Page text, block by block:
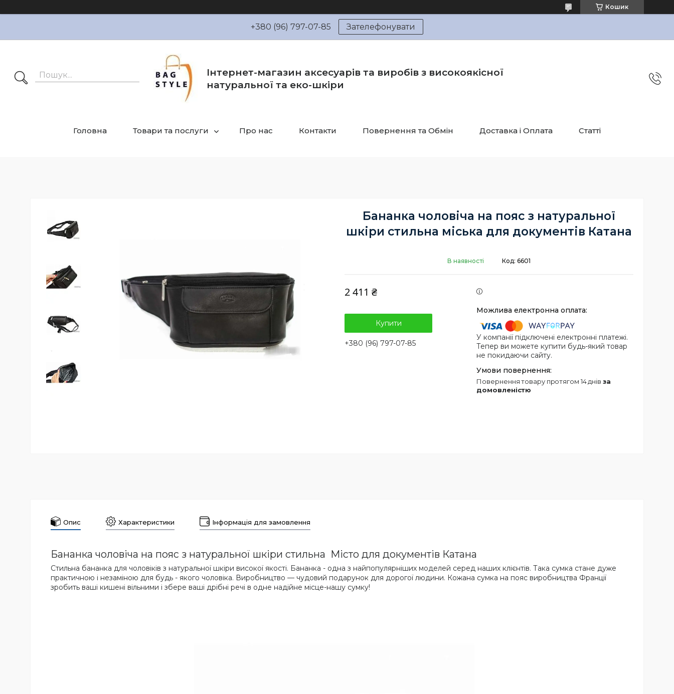
Кошик
+380 (96) 797-07-85 Зателефонувати
Інтернет-магазин аксесуарів та виробів з високоякісної
натуральної та еко-шкіри
Головна Товари та послуги Про нас Контакти Повернення та Обмін Доставка і Оплата Статті
Бананка чоловіча на пояс з натуральної
шкіри стильна міська для документів Катана
В наявності Код: 6601
2 411 ₴
Купити
+380 (96) 797-07-85
У компанії підключені електронні платежі.
Тепер ви можете купити будь-який товар
не покидаючи сайту.
повернення товару протягом 14 днів за
домовленістю
Опис Характеристики Інформація для замовлення
Бананка чоловіча на пояс з натуральної шкіри стильна Місто для документів Катана
Стильна бананка для чоловіків з натуральної шкіри високої якості. Бананка - одна з найпопулярніших моделей серед наших клієнтів. Така сумка стане дуже
практичною і незаміною для будь - якого чоловіка. Виробництво — чудовий подарунок для дорогої людини. Кожана сумка на пояс виробництва Франції
зробить ваші кишені вільними і збере ваші дрібні речі в одне надійне місце-нашу сумку!